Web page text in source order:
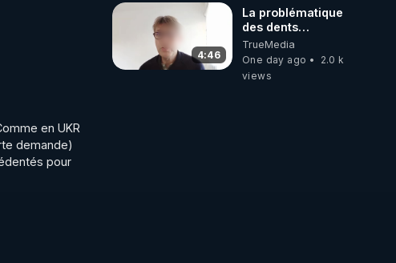
en UKR
demande)
pour
Haies
4:46
La problématique
des dents
dévitalisées et
des implants
TrueMedia
One day ago
2.0 k
views